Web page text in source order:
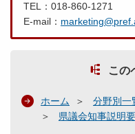
TEL：018-860-1271
E-mail：
この
ホーム 分野別一
県議会知事説明